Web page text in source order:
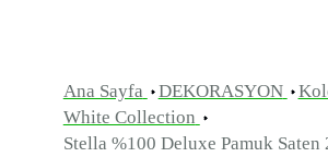
Ana Sayfa DEKORASYON
White Collection
Stella %100 Deluxe Pamuk Saten